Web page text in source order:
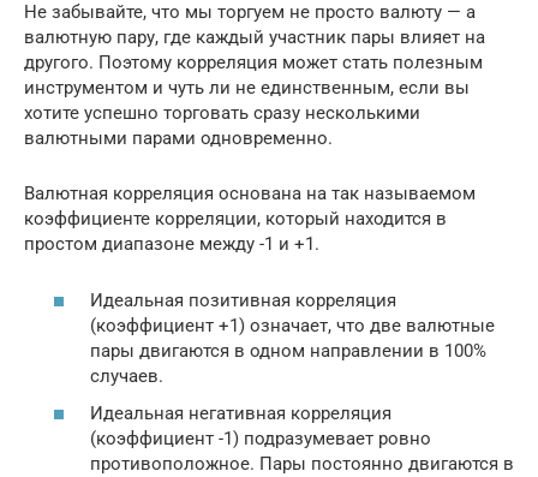
Не забывайте, что мы торгуем не просто валюту — а
валютную пару, где каждый участник пары влияет на
другого. Поэтому корреляция может стать полезным
инструментом и чуть ли не единственным, если вы
хотите успешно торговать сразу несколькими
валютными парами одновременно.
Валютная корреляция основана на так называемом
коэффициенте корреляции, который находится в
простом диапазоне между -1 и +1.
Идеальная позитивная корреляция
(коэффициент +1) означает, что две валютные
пары двигаются в одном направлении в 100%
случаев.
Идеальная негативная корреляция
(коэффициент -1) подразумевает ровно
противоположное. Пары постоянно двигаются в